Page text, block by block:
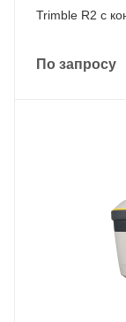
Trimble R2 с
По запросу